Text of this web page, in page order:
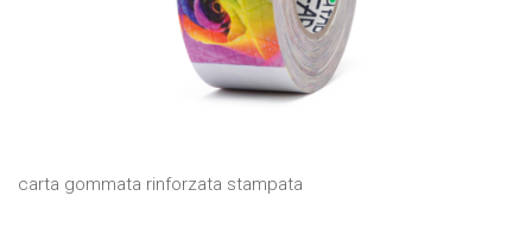
carta gommata rinforzata stampata